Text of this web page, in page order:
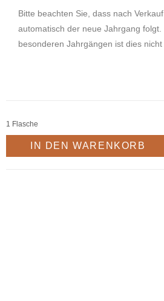
Bitte beachten Sie, dass nach
automatisch der neue Jahrgang folgt.
besonderen Jahrgängen ist dies
IN DEN WARENKORB